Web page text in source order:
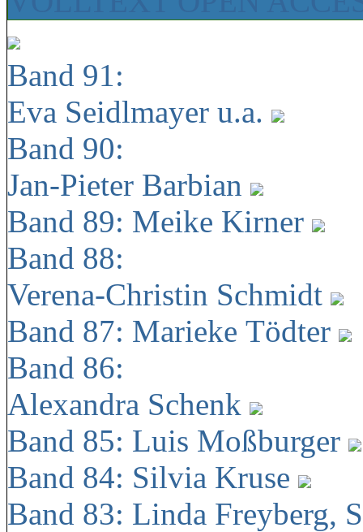
Band 91:
Eva Seidlmayer u.a.
Band 90:
Jan-Pieter Barbian
Band 89: Meike Kirner
Band 88:
Verena-Christin Schmidt
Band 87: Marieke Tödter
Band 86:
Alexandra Schenk
Band 85: Luis Moßburger
Band 84: Silvia Kruse
Band 83: Linda Freyberg,